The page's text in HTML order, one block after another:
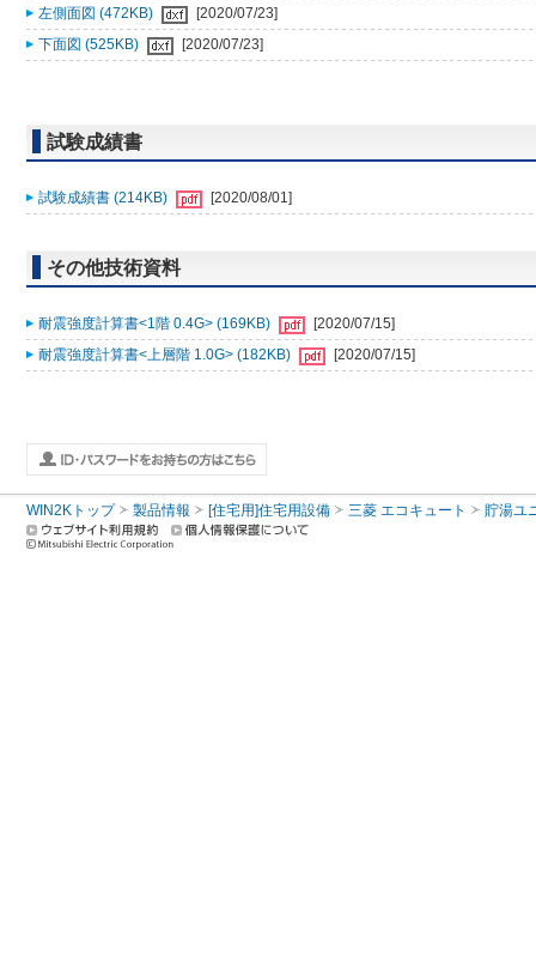
左側面図 (472KB)
[2020/07/23]
下面図 (525KB)
[2020/07/23]
試験成績書
試験成績書 (214KB) [2020/08/01]
その他技術資料
耐震強度計算書<1階 0.4G> (169KB)
[2020/07/15]
耐震強度計算書<上層階 1.0G> (182KB)
[2020/07/15]
WIN2Kトップ 製品情報 [住宅用]住宅用設備 三菱 エコキュート 貯湯ユ